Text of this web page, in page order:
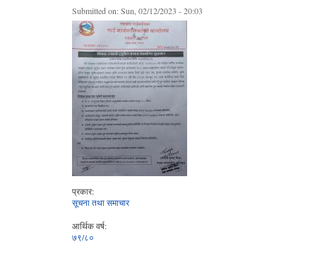
Submitted on:Sun, 02/12/2023 - 20:03
प्रकार:
सूचना तथा समाचार
आर्थिक वर्ष:
७९/८०